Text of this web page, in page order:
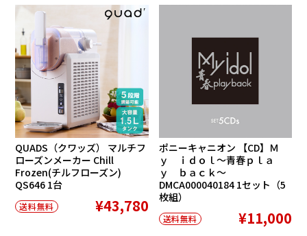
QUADS（クワッズ） マルチフ
ローズンメーカー Chill
Frozen(チルフローズン)
QS646 1台
送料無料 ¥43,780
ポニーキャニオン 【CD】Ｍ
ｙ ｉｄｏｌ〜青春ｐｌａ
ｙ ｂａｃｋ〜
DMCA000040184 1セット（5
枚組）
送料無料 ¥11,000